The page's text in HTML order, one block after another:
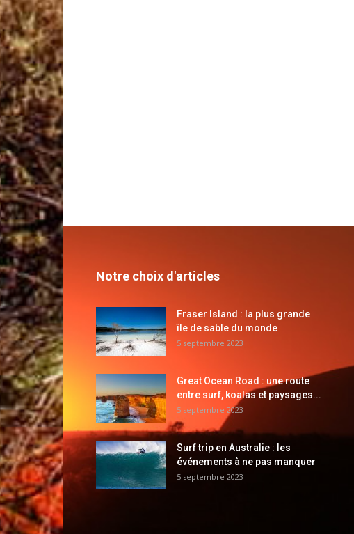
Notre choix d'articles
Fraser Island : la plus grande
île de sable du monde
5 septembre 2023
Great Ocean Road : une route
entre surf, koalas et paysages...
5 septembre 2023
Surf trip en Australie : les
événements à ne pas manquer
5 septembre 2023